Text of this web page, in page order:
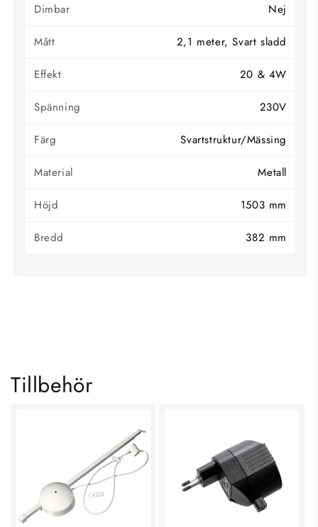
Dimbar Nej
Mått 2,1 meter, Svart sladd
Effekt 20 & 4W
Spänning 230V
Färg Svartstruktur/Mässing
Material Metall
Höjd 1503 mm
Bredd 382 mm
Tillbehör